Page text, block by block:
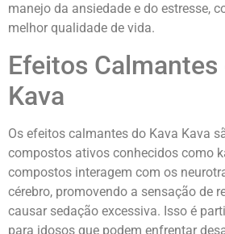
manejo da ansiedade e do estresse,
melhor qualidade de vida.
Efeitos Calmantes
Kava
Os efeitos calmantes do Kava Kava
compostos ativos conhecidos como
compostos interagem com os
cérebro, promovendo a sensação de
causar sedação excessiva. Isso é
para idosos que podem enfrentar